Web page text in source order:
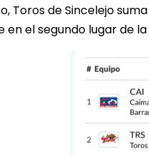
Toros de Sincelejo
en el segundo lugar de